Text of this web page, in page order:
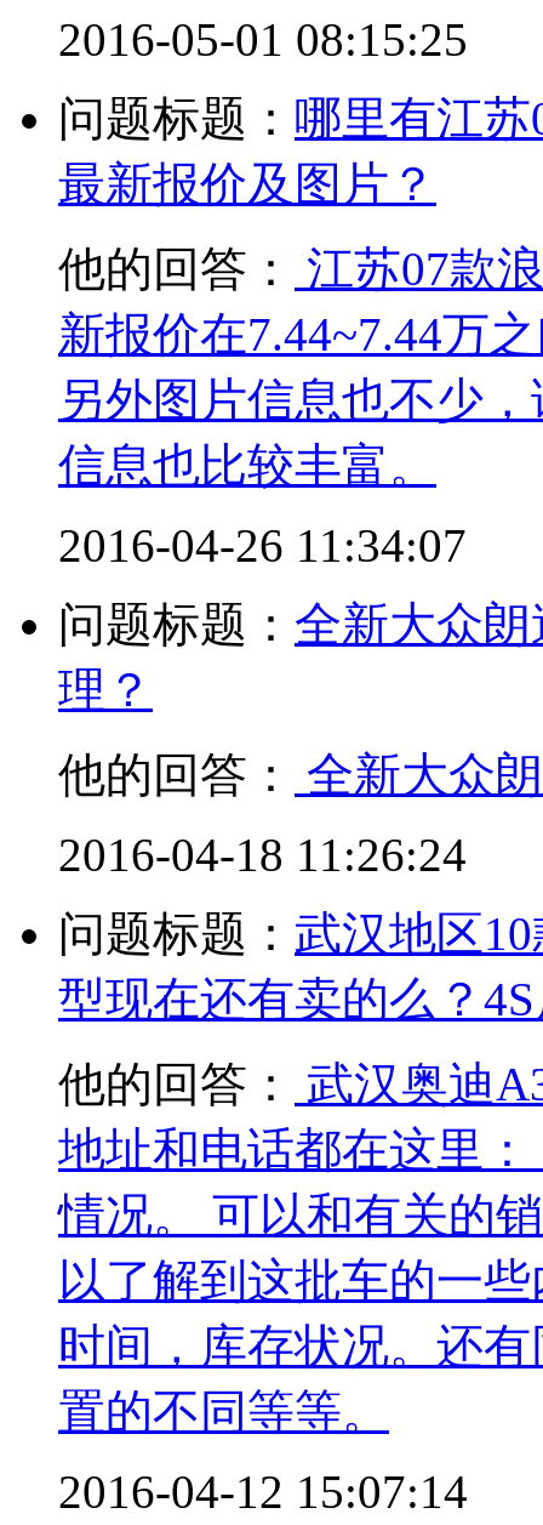
2016-05-01 08:15:25
问题标题： 哪里有江
最新报价及图片？
他的回答：
江苏07款
新报价在7.44~7.44万
另外图片信息也不少
信息也比较丰富。
2016-04-26 11:34:07
问题标题： 全新大众
理？
他的回答：
全新大众
2016-04-18 11:26:24
问题标题： 武汉地区
型现在还有卖的么？
他的回答：
武汉奥迪
地址和电话都在这里
情况。 可以和有关的
以了解到这批车的一
时间，库存状况。还
置的不同等等。
2016-04-12 15:07:14